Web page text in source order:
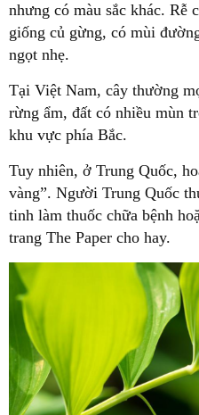
nhưng có màu sắc khác. Rễ
giống củ gừng, có mùi
ngọt nhẹ.
Tại Việt Nam, cây thường
rừng ẩm, đất có nhiều mùn
khu vực phía Bắc.
Tuy nhiên, ở Trung Quốc,
vàng”. Người Trung Quốc
tinh làm thuốc chữa bệnh
trang The Paper cho hay.